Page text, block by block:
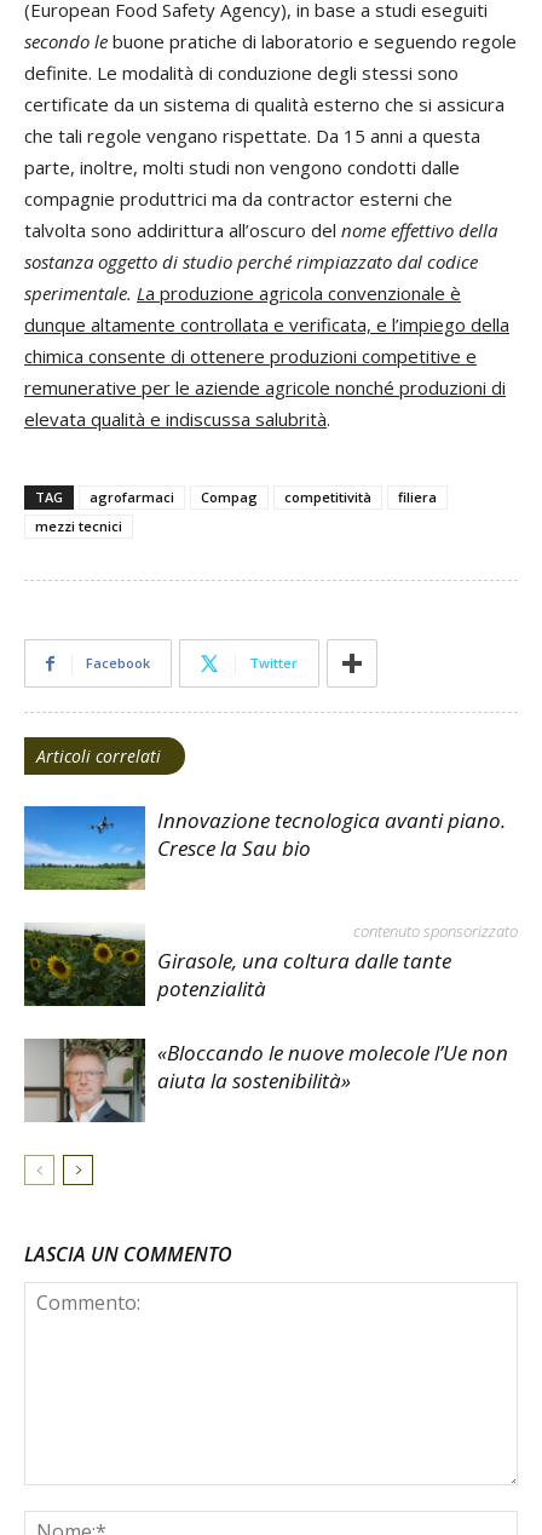
(European Food Safety Agency), in base a studi eseguiti
secondo le buone pratiche di laboratorio e seguendo regole
definite. Le modalità di conduzione degli stessi sono
certificate da un sistema di qualità esterno che si assicura
che tali regole vengano rispettate. Da 15 anni a questa
parte, inoltre, molti studi non vengono condotti dalle
compagnie produttrici ma da contractor esterni che
talvolta sono addirittura all’oscuro del nome effettivo della
sostanza oggetto di studio perché rimpiazzato dal codice
sperimentale. La produzione agricola convenzionale è
dunque altamente controllata e verificata, e l’impiego della
chimica consente di ottenere produzioni competitive e
remunerative per le aziende agricole nonché produzioni di
elevata qualità e indiscussa salubrità.
TAG agrofarmaci Compag competitività
filiera
mezzi tecnici
Facebook Twitter
Articoli correlati
Innovazione tecnologica avanti piano.
Cresce la Sau bio
contenuto sponsorizzato
Girasole, una coltura dalle tante
potenzialità
«Bloccando le nuove molecole l’Ue non
aiuta la sostenibilità»
LASCIA UN COMMENTO